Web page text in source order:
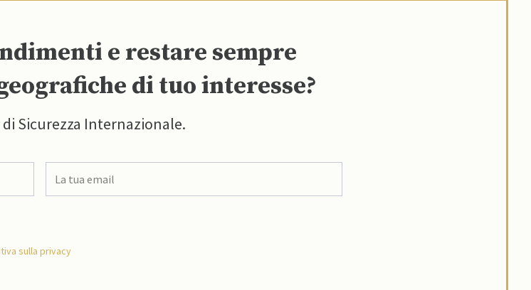
e restare sempre
di tuo interesse?
Sicurezza Internazionale.
sulla privacy